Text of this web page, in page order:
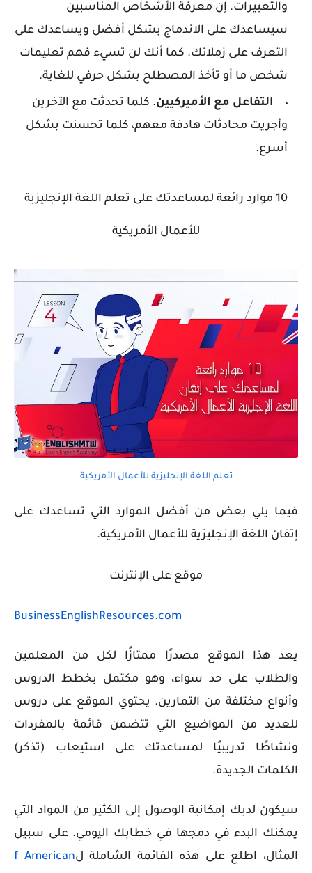
والتعبيرات. إن معرفة الأشخاص المناسبين
سيساعدك على الاندماج بشكل أفضل ويساعدك على
التعرف على زملائك. كما أنك لن تسيء فهم تعليمات
شخص ما أو تأخذ المصطلح بشكل حرفي للغاية.
التفاعل مع الأميركيين. كلما تحدثت مع الآخرين
وأجريت محادثات هادفة معهم، كلما تحسنت بشكل
أسرع.
10 موارد رائعة لمساعدتك على تعلم اللغة الإنجليزية
للأعمال الأمريكية
تعلم اللغة الإنجليزية للأعمال الأمريكية
فيما يلي بعض من أفضل الموارد التي تساعدك على
إتقان اللغة الإنجليزية للأعمال الأمريكية.
موقع على الإنترنت
BusinessEnglishResources.com
يعد هذا الموقع مصدرًا ممتازًا لكل من المعلمين
والطلاب على حد سواء، وهو مكتمل بخطط الدروس
وأنواع مختلفة من التمارين. يحتوي الموقع على دروس
للعديد من المواضيع التي تتضمن قائمة بالمفردات
ونشاطًا تدريبيًا لمساعدتك على استيعاب (تذكر)
الكلمات الجديدة.
سيكون لديك إمكانية الوصول إلى الكثير من المواد التي
يمكنك البدء في دمجها في خطابك اليومي. على سبيل
المثال، اطلع على هذه القائمة الشاملة لf American